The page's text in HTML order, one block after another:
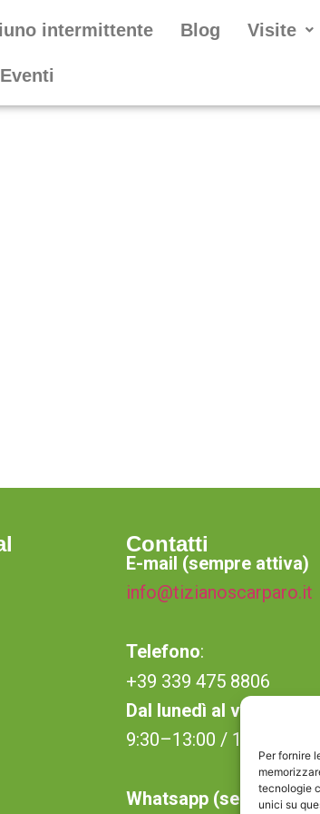
Per fornire
tecnologie
unici su
intermittente Blog Visite
Eventi
Contatti
E-mail (sempre attiva)
info@tizianoscarparo.it
Telefono:
+39 339 475 8806
Dal lunedì al venerdì
9:30–13:00 / 14:00–19:00
Whatsapp (sempre